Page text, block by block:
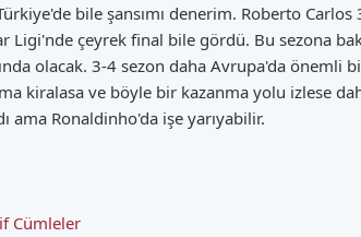
bile şansımı denerim. Roberto
Ligi'nde çeyrek final bile gördü. Bu sezona
olacak. 3-4 sezon daha Avrupa'da önemli
kiralasa ve böyle bir kazanma yolu izlese
ama Ronaldinho'da işe yarıyabilir.
Cümleler